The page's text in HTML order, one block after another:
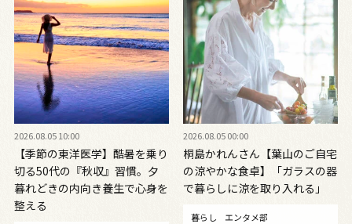
2026.08.05 10:00
【季節の東洋医学】酷暑を乗り
切る50代の『秋収』習慣。夕
暮れどきの内向き養生で心身を
整える
2026.08.05 00:00
桐島かれんさん【葉山のご自宅
の涼やかな食卓】「ガラスの器
で暮らしに涼を取り入れる」
暮らし エンタメ部